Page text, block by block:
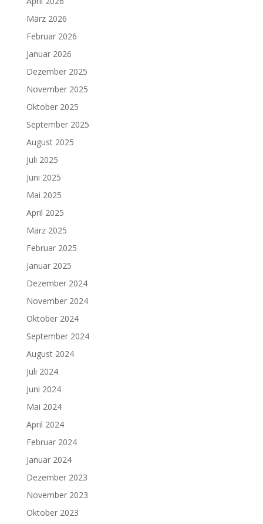
März 2026
Februar 2026
Januar 2026
Dezember 2025
November 2025
Oktober 2025
September 2025
August 2025
Juli 2025
Juni 2025
Mai 2025
April 2025
März 2025
Februar 2025
Januar 2025
Dezember 2024
November 2024
Oktober 2024
September 2024
August 2024
Juli 2024
Juni 2024
Mai 2024
April 2024
Februar 2024
Januar 2024
Dezember 2023
November 2023
Oktober 2023